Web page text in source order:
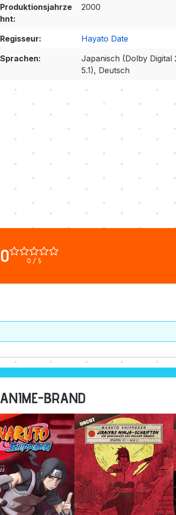
Produktionsjahrze
hnt:
2000
Regisseur:
Hayato Date
Sprachen:
Japanisch (Dolby Digital
5.1), Deutsch
0 0 / 5
BRAND